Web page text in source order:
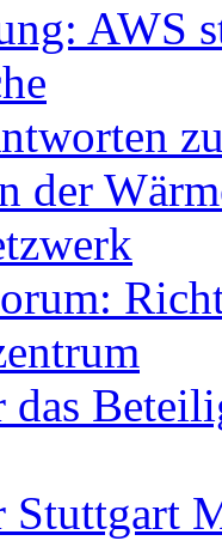
AWS
der
Stuttgart